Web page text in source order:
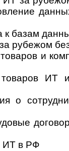
к базам
рубежом
товаров и
ИТ
о
ИТ в РФ